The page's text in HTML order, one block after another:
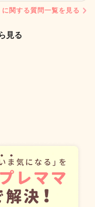
に関する質問一覧を見る
見る